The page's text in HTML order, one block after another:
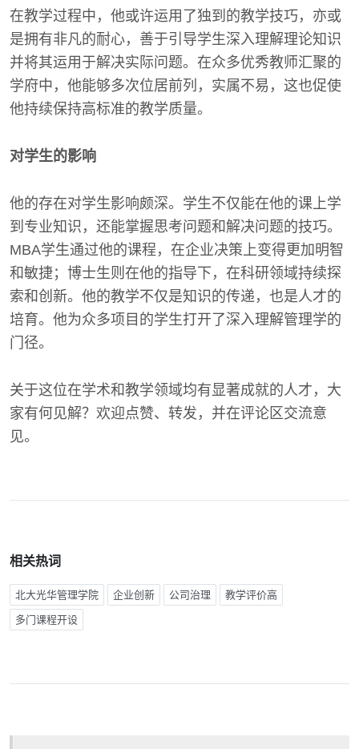
在教学过程中，他或许运用了独到的教学技巧，亦或
是拥有非凡的耐心，善于引导学生深入理解理论知识
并将其运用于解决实际问题。在众多优秀教师汇聚的
学府中，他能够多次位居前列，实属不易，这也促使
他持续保持高标准的教学质量。
对学生的影响
他的存在对学生影响颇深。学生不仅能在他的课上学
到专业知识，还能掌握思考问题和解决问题的技巧。
MBA学生通过他的课程，在企业决策上变得更加明智
和敏捷；博士生则在他的指导下，在科研领域持续探
索和创新。他的教学不仅是知识的传递，也是人才的
培育。他为众多项目的学生打开了深入理解管理学的
门径。
关于这位在学术和教学领域均有显著成就的人才，大
家有何见解？欢迎点赞、转发，并在评论区交流意
见。
相关热词
北大光华管理学院 企业创新 公司治理 教学评价高
多门课程开设